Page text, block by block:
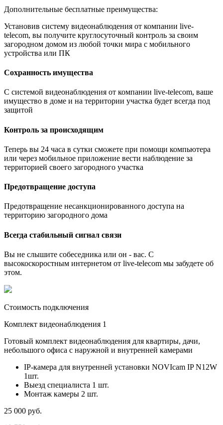
Дополнительные бесплатные преимущества:
Установив систему видеонаблюдения от компании live-
telecom, вы получите круглосуточный контроль за своим
загородном домом из любой точки мира с мобильного
устройства или ПК
Сохранность имущества
С системой видеонаблюдения от компании live-telecom, ваше
имущество в доме и на территории участка будет всегда под
защитой
Контроль за происходящим
Теперь вы 24 часа в сутки сможете при помощи компьютера
или через мобильное приложение вести наблюдение за
территорией своего загородного участка
Предотвращение доступа
Предотвращение несанкционированного доступа на
территорию загородного дома
Всегда стабильный сигнал связи
Вы не слышите собеседника или он - вас. С
высокоскоростным интернетом от live-telecom мы забудете об
этом.
Стоимость подключения
Комплект видеонаблюдения 1
Готовый комплект видеонаблюдения для квартиры, дачи,
небольшого офиса с наружной и внутренней камерами
IP-камера для внутренней установки NOVIcam IP N12W
1шт.
Выезд специалиста 1 шт.
Монтаж камеры 2 шт.
25 000 руб.